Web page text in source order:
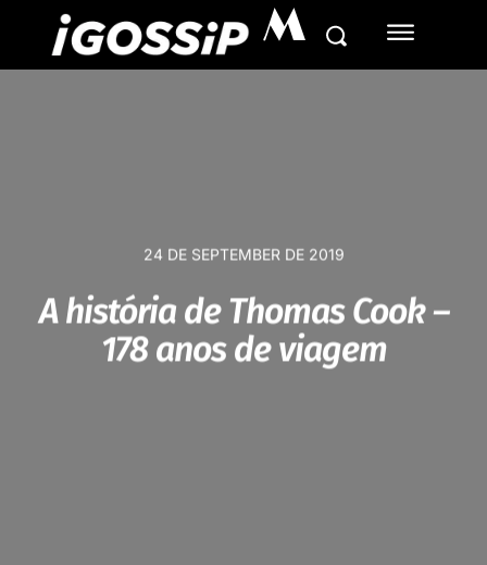
M
24 DE SEPTEMBER DE 2019
A história de Thomas Cook –
178 anos de viagem